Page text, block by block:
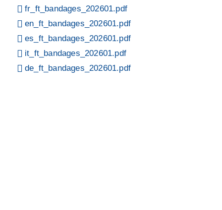
fr_ft_bandages_202601.pdf
en_ft_bandages_202601.pdf
es_ft_bandages_202601.pdf
it_ft_bandages_202601.pdf
de_ft_bandages_202601.pdf